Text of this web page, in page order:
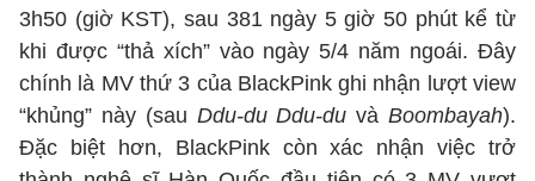
3h50 (giờ KST), sau 381 ngày 5 giờ 50 phút kể từ
khi được “thả xích” vào ngày 5/4 năm ngoái. Đây
chính là MV thứ 3 của BlackPink ghi nhận lượt view
“khủng” này (sau Ddu-du Ddu-du vàBoombayah).
Đặc biệt hơn, BlackPink còn xác nhận việc trở